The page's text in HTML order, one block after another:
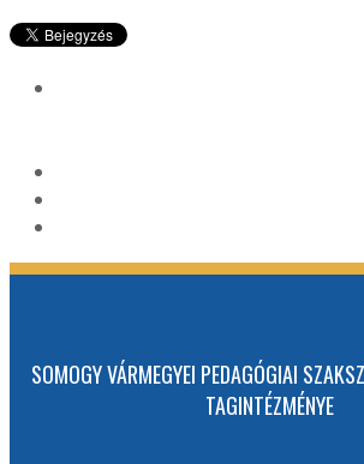
SOMOGY VÁRMEGYEI PEDAGÓGIAI
TAGINTÉZMÉNYE